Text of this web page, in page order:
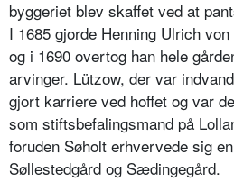
byggeriet blev skaffet ved at
I 1685 gjorde Henning Ulrich
og i 1690 overtog han hele
arvinger. Lützow, der var
gjort karriere ved hoffet og var
som stiftsbefalingsmand på
foruden Søholt erhvervede sig
Søllestedgård og Sædingegård.